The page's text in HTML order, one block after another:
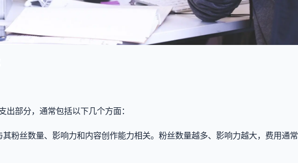
部分，通常包括以下几个方面：
其粉丝数量、影响力和内容创作能力相关。粉丝数量越多、影响力越大，费用通